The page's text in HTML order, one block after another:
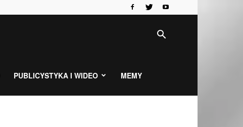
PUBLICYSTYKA I WIDEO MEMY